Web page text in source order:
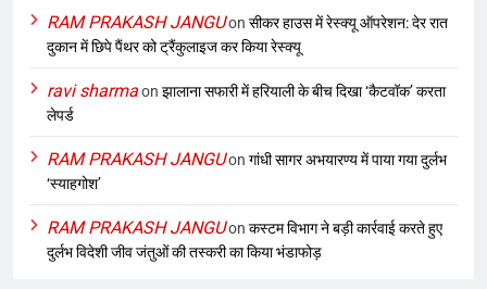
RAM PRAKASH JANGUon सीकर हाउस में रेस्क्यू ऑपरेशन: देर रात
दुकान में छिपे पैंथर को ट्रैंकुलाइज कर किया रेस्क्यू
ravi sharmaon झालाना सफारी में हरियाली के बीच दिखा ‘कैटवॉक’ करता
लेपर्ड
RAM PRAKASH JANGUon गांधी सागर अभयारण्य में पाया गया दुर्लभ
‘स्याहगोश’
RAM PRAKASH JANGUon कस्टम विभाग ने बड़ी कार्रवाई करते हुए
दुर्लभ विदेशी जीव जंतुओं की तस्करी का किया भंडाफोड़